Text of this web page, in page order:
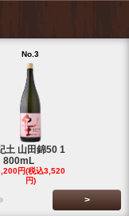
No.3
土 山田錦50 1
800mL
円(税込3,520
円)
>